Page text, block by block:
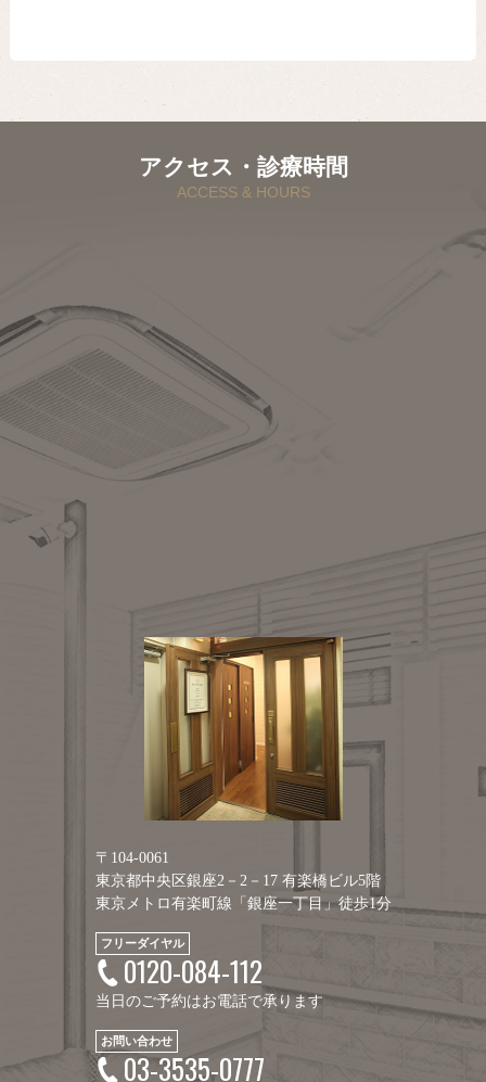
アクセス・診療時間
ACCESS & HOURS
〒104-0061
東京都中央区銀座2－2－17 有楽橋ビル5階
東京メトロ有楽町線「銀座一丁目」徒歩1分
フリーダイヤル
0120-084-112
当日のご予約はお電話で承ります
お問い合わせ
03-3535-0777